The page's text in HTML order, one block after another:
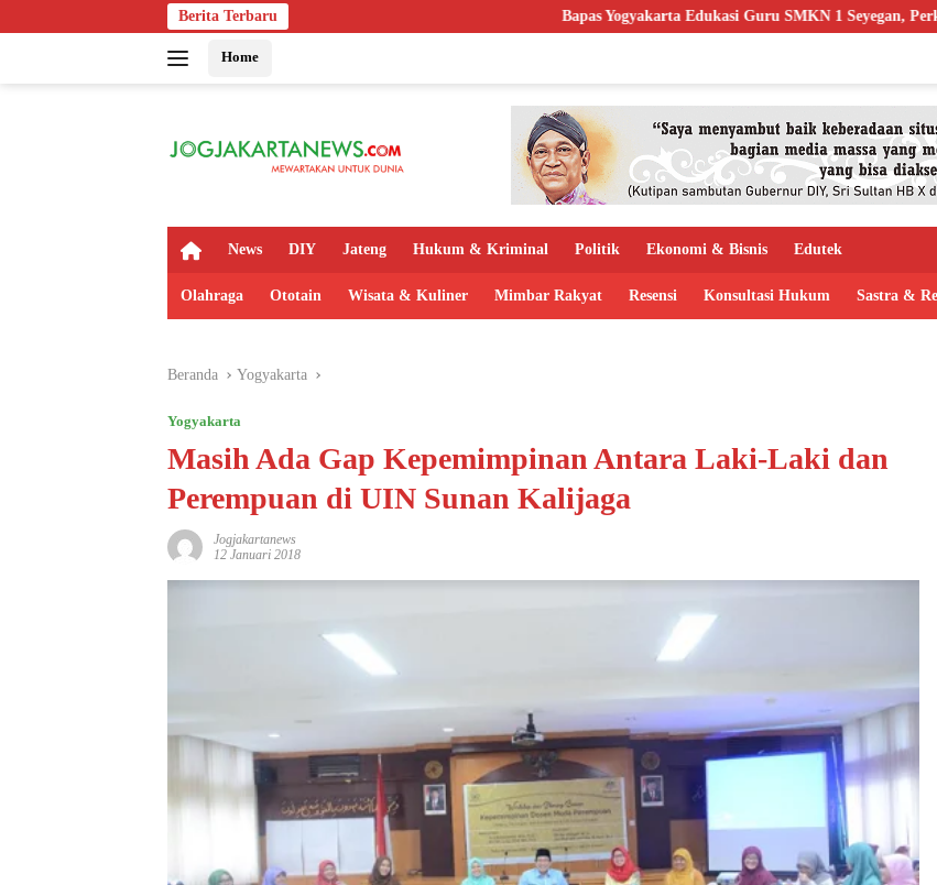
ke
Berita Terbaru Bapas Yogyakarta Edukasi Guru SMKN 1 Seyegan, Perkuat Budaya Sadar
Home
H
m
News DIY Jateng Hukum & Kriminal Politik Ekonomi & Bisnis Edutek
Olahraga Ototain Wisata & Kuliner Mimbar Rakyat Resensi Konsultasi Hukum Sastra &
Beranda Yogyakarta
Yogyakarta
Masih Ada Gap Kepemimpinan Antara Laki-Laki dan
Perempuan di UIN Sunan Kalijaga
Jogjakartanews
12 Januari 2018